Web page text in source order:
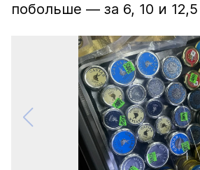
побольше — за 6, 10 и